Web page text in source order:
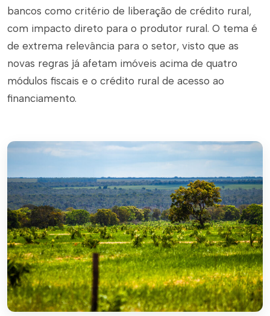
bancos como critério de liberação de crédito rural,
com impacto direto para o produtor rural. O tema é
de extrema relevância para o setor, visto que as
novas regras já afetam imóveis acima de quatro
módulos fiscais e o crédito rural de acesso ao
financiamento.